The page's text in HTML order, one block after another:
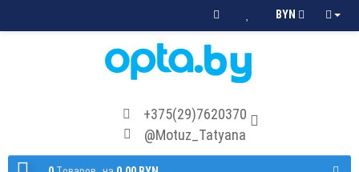
BYN
+375(29)7620370
@Motuz_Tatyana